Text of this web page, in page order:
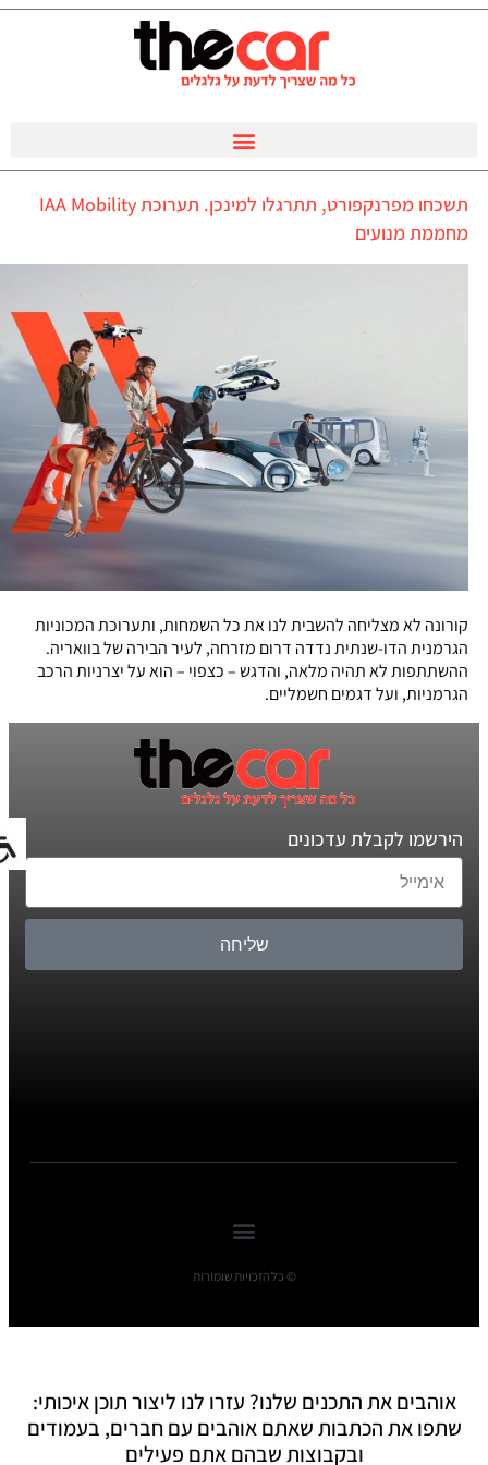
תשכחו מפרנקפורט, תתרגלו למינכן. תערוכת IAA Mobility
מחממת מנועים
קורונה לא מצליחה להשבית לנו את כל השמחות, ותערוכת המכוניות
הגרמנית הדו-שנתית נדדה דרום מזרחה, לעיר הבירה של בוואריה.
ההשתתפות לא תהיה מלאה, והדגש – כצפוי – הוא על יצרניות הרכב
הגרמניות, ועל דגמים חשמליים.
הירשמו לקבלת עדכונים
שליחה
© כל הזכויות שומורות
אוהבים את התכנים שלנו? עזרו לנו ליצור תוכן איכותי:
שתפו את הכתבות שאתם אוהבים עם חברים, בעמודים
ובקבוצות שבהם אתם פעילים